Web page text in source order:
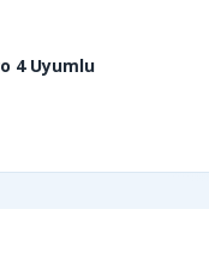
4 Uyumlu